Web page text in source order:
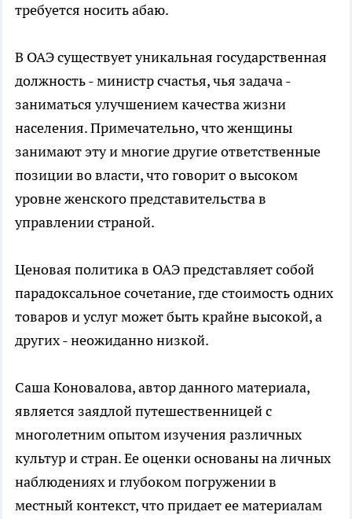
требуется носить абаю.
В ОАЭ существует уникальная государственная
должность - министр счастья, чья задача -
заниматься улучшением качества жизни
населения. Примечательно, что женщины
занимают эту и многие другие ответственные
позиции во власти, что говорит о высоком
уровне женского представительства в
управлении страной.
Ценовая политика в ОАЭ представляет собой
парадоксальное сочетание, где стоимость одних
товаров и услуг может быть крайне высокой, а
других - неожиданно низкой.
Саша Коновалова, автор данного материала,
является заядлой путешественницей с
многолетним опытом изучения различных
культур и стран. Ее оценки основаны на личных
наблюдениях и глубоком погружении в
местный контекст, что придает ее материалам